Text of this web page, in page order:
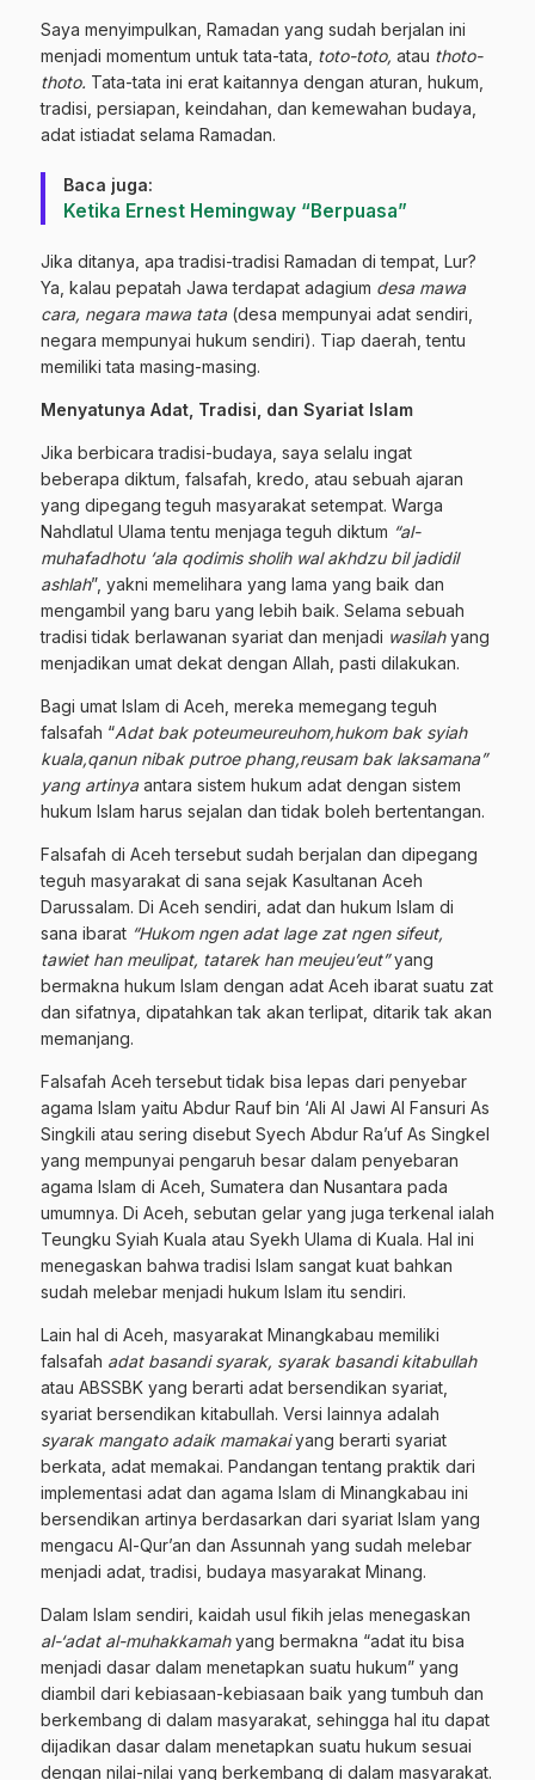
Saya menyimpulkan, Ramadan yang sudah berjalan ini
menjadi momentum untuk tata-tata, toto-toto, atau thoto-
thoto. Tata-tata ini erat kaitannya dengan aturan, hukum,
tradisi, persiapan, keindahan, dan kemewahan budaya,
adat istiadat selama Ramadan.
Baca juga:
Ketika Ernest Hemingway “Berpuasa”
Jika ditanya, apa tradisi-tradisi Ramadan di tempat, Lur?
Ya, kalau pepatah Jawa terdapat adagium desa mawa
cara, negara mawa tata(desa mempunyai adat sendiri,
negara mempunyai hukum sendiri). Tiap daerah, tentu
memiliki tata masing-masing.
Menyatunya Adat, Tradisi, dan Syariat Islam
Jika berbicara tradisi-budaya, saya selalu ingat
beberapa diktum, falsafah, kredo, atau sebuah ajaran
yang dipegang teguh masyarakat setempat. Warga
Nahdlatul Ulama tentu menjaga teguh diktum “al-
muhafadhotu ‘ala qodimis sholih wal akhdzu bil jadidil
ashlah”, yakni memelihara yang lama yang baik dan
mengambil yang baru yang lebih baik. Selama sebuah
tradisi tidak berlawanan syariat dan menjadi wasilahyang
menjadikan umat dekat dengan Allah, pasti dilakukan.
Bagi umat Islam di Aceh, mereka memegang teguh
falsafah “Adat bak poteumeureuhom,hukom bak syiah
kuala,qanun nibak putroe phang,reusam bak laksamana”
yang artinyaantara sistem hukum adat dengan sistem
hukum Islam harus sejalan dan tidak boleh bertentangan.
Falsafah di Aceh tersebut sudah berjalan dan dipegang
teguh masyarakat di sana sejak Kasultanan Aceh
Darussalam. Di Aceh sendiri, adat dan hukum Islam di
sana ibarat “Hukom ngen adat lage zat ngen sifeut,
tawiet han meulipat, tatarek han meujeu’eut”yang
bermakna hukum Islam dengan adat Aceh ibarat suatu zat
dan sifatnya, dipatahkan tak akan terlipat, ditarik tak akan
memanjang.
Falsafah Aceh tersebut tidak bisa lepas dari penyebar
agama Islam yaitu Abdur Rauf bin ‘Ali Al Jawi Al Fansuri As
Singkili atau sering disebut Syech Abdur Ra’uf As Singkel
yang mempunyai pengaruh besar dalam penyebaran
agama Islam di Aceh, Sumatera dan Nusantara pada
umumnya. Di Aceh, sebutan gelar yang juga terkenal ialah
Teungku Syiah Kuala atau Syekh Ulama di Kuala. Hal ini
menegaskan bahwa tradisi Islam sangat kuat bahkan
sudah melebar menjadi hukum Islam itu sendiri.
Lain hal di Aceh, masyarakat Minangkabau memiliki
falsafah adat basandi syarak, syarak basandi kitabullah
atau ABSSBK yang berarti adat bersendikan syariat,
syariat bersendikan kitabullah. Versi lainnya adalah
syarak mangato adaik mamakaiyang berarti syariat
berkata, adat memakai. Pandangan tentang praktik dari
implementasi adat dan agama Islam di Minangkabau ini
bersendikan artinya berdasarkan dari syariat Islam yang
mengacu Al-Qur’an dan Assunnah yang sudah melebar
menjadi adat, tradisi, budaya masyarakat Minang.
Dalam Islam sendiri, kaidah usul fikih jelas menegaskan
al-‘adat al-muhakkamahyang bermakna “adat itu bisa
menjadi dasar dalam menetapkan suatu hukum” yang
diambil dari kebiasaan-kebiasaan baik yang tumbuh dan
berkembang di dalam masyarakat, sehingga hal itu dapat
dijadikan dasar dalam menetapkan suatu hukum sesuai
dengan nilai-nilai yang berkembang di dalam masyarakat.